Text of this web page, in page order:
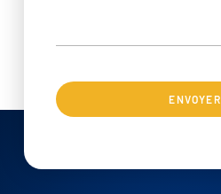
ENVOYER